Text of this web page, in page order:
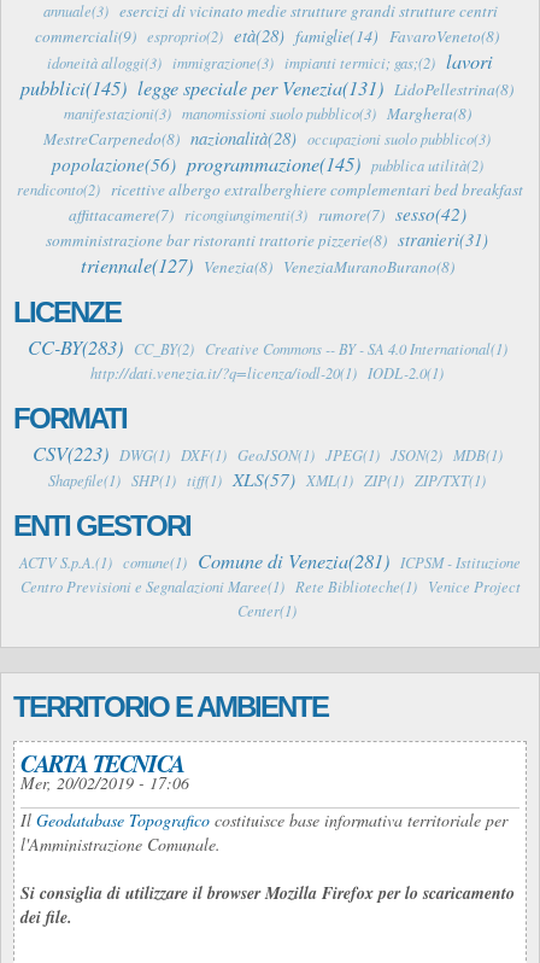
annuale(3) esercizi di vicinato medie strutture grandi strutture centri
commerciali(9) esproprio(2) età(28) famiglie(14) FavaroVeneto(8)
idoneità alloggi(3) immigrazione(3) impianti termici; gas;(2) lavori
pubblici(145) legge speciale per Venezia(131) LidoPellestrina(8)
manifestazioni(3) manomissioni suolo pubblico(3) Marghera(8)
MestreCarpenedo(8) nazionalità(28) occupazioni suolo pubblico(3)
popolazione(56) programmazione(145) pubblica utilità(2)
rendiconto(2) ricettive albergo extralberghiere complementari bed breakfast
affittacamere(7)
ricongiungimenti(3) rumore(7) sesso(42)
somministrazione bar ristoranti trattorie pizzerie(8) stranieri(31)
triennale(127) Venezia(8) VeneziaMuranoBurano(8)
LICENZE
CC-BY(283) CC_BY(2)
Creative Commons -- BY - SA 4.0 International(1)
http://dati.venezia.it/?q=licenza/iodl-20(1)
IODL-2.0(1)
FORMATI
CSV(223) DWG(1) DXF(1) GeoJSON(1) JPEG(1) JSON(2)
MDB(1)
Shapefile(1) SHP(1) tiff(1) XLS(57) XML(1) ZIP(1) ZIP/TXT(1)
ENTI GESTORI
ACTV S.p.A.(1) comune(1) Comune di Venezia(281)
ICPSM - Istituzione
Centro Previsioni e Segnalazioni Maree(1)
Rete Biblioteche(1)
Venice Project
Center(1)
TERRITORIO E AMBIENTE
CARTA TECNICA
Mer, 20/02/2019 - 17:06
Il Geodatabase Topografico costituisce base informativa territoriale per
l'Amministrazione Comunale.
Si consiglia di utilizzare il browser Mozilla Firefox per lo scaricamento
dei file.